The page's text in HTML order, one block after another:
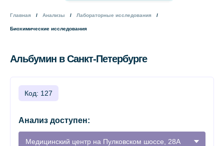
Главная Анализы Лабораторные исследования
Биохимические исследования
Альбумин в Санкт-Петербурге
Код: 127
Анализ доступен:
Медицинский центр на Пулковском шоссе, 28А